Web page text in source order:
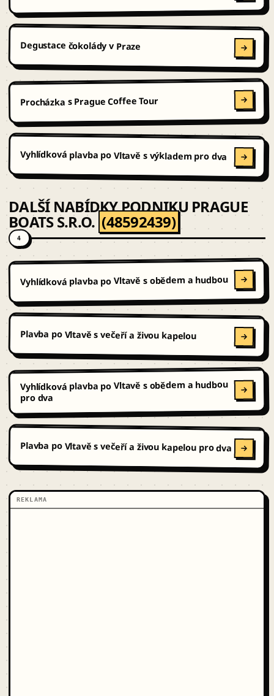
Degustace čokolády v Praze
Procházka s Prague Coffee Tour
Vyhlídková plavba po Vltavě s výkladem pro dva
DALŠÍ NABÍDKY PODNIKU PRAGUE
BOATS S.R.O. (48592439)
4
Vyhlídková plavba po Vltavě s obědem a hudbou
Plavba po Vltavě s večeří a živou kapelou
Vyhlídková plavba po Vltavě s obědem a hudbou
pro dva
Plavba po Vltavě s večeří a živou kapelou pro dva
REKLAMA